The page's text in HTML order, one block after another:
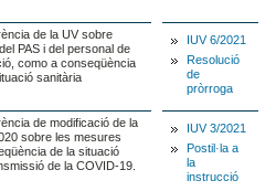
de la UV sobre
PAS i del personal de
como a conseqüència
sanitària
IUV 6/2021
Resolució
de
pròrroga
de modificació de la
sobre les mesures
de la situació
de la COVID-19.
IUV 3/2021
Postil·la a
la
instrucció